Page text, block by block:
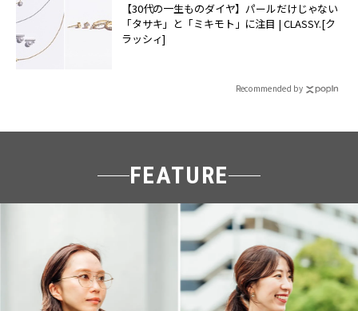
【30代の一生ものダイヤ】パールだけじゃない
「タサキ」と「ミキモト」に注目 | CLASSY.[ク
ラッシィ]
Recommended by
FEATURE